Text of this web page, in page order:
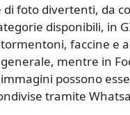
foto divertenti, da
disponibili, in
faccine e
mentre in
possono
tramite